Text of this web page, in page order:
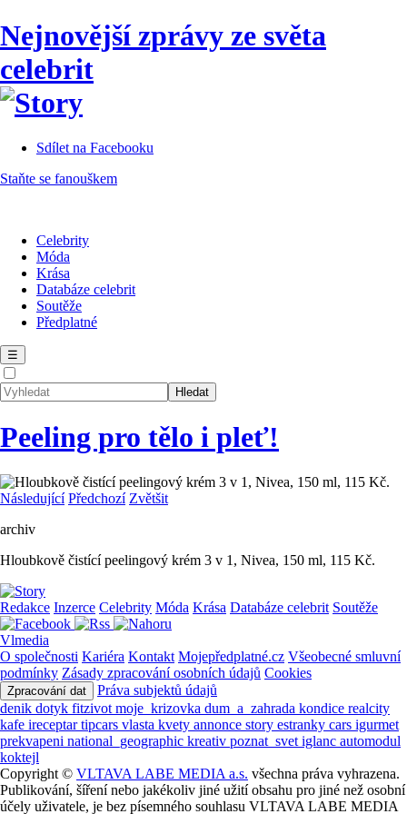
Nejnovější zprávy ze světa
celebrit
Sdílet na Facebooku
Staňte se fanouškem
Celebrity
Móda
Krása
Databáze celebrit
Soutěže
Předplatné
☰
Peeling pro tělo i pleť!
Následující Předchozí Zvětšit
archiv
Hloubkově čistící peelingový krém 3 v 1, Nivea, 150 ml, 115 Kč.
Redakce Inzerce Celebrity Móda Krása Databáze celebrit Soutěže
Vlmedia
O společnosti Kariéra Kontakt Mojepředplatné.cz Všeobecné smluvní
podmínky Zásady zpracování osobních údajů Cookies
Zpracování dat
Práva subjektů údajů
denik dotyk fitzivot moje_krizovka dum_a_zahrada kondice realcity
kafe ireceptartipcars vlasta kvety annonce story estranky cars igurmet
prekvapeni national_geographic kreativ poznat_svet iglanc automodul
koktejl
Copyright © VLTAVA LABE MEDIA a.s. všechna práva vyhrazena.
Publikování, šíření nebo jakékoliv jiné užití obsahu pro jiné než osobní
účely uživatele, je bez písemného souhlasu VLTAVA LABE MEDIA